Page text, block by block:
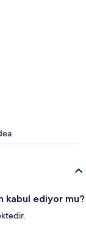
kabul ediyor mu?